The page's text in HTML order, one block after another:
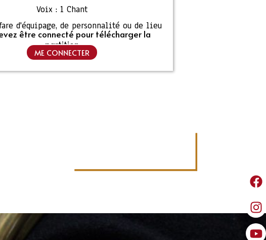
Voix : 1 Chant
d'équipage, de personnalité ou de lieu
être connecté pour télécharger la
partition
ME CONNECTER